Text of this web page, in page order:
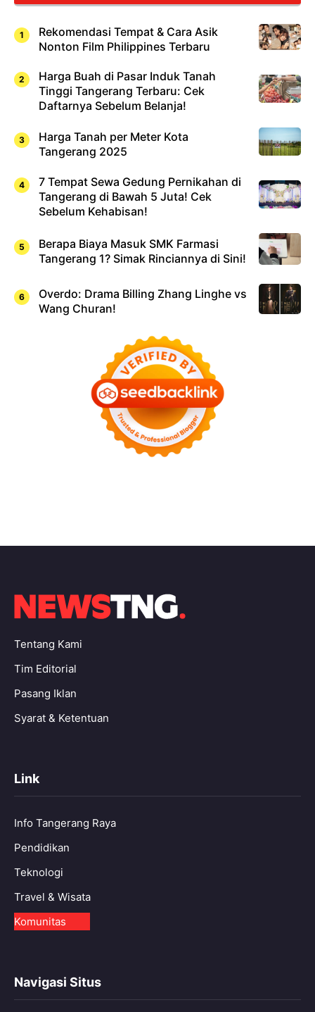
Rekomendasi Tempat & Cara Asik
Nonton Film Philippines Terbaru
Harga Buah di Pasar Induk Tanah
Tinggi Tangerang Terbaru: Cek
Daftarnya Sebelum Belanja!
Harga Tanah per Meter Kota
Tangerang 2025
7 Tempat Sewa Gedung Pernikahan di
Tangerang di Bawah 5 Juta! Cek
Sebelum Kehabisan!
Berapa Biaya Masuk SMK Farmasi
Tangerang 1? Simak Rinciannya di Sini!
Overdo: Drama Billing Zhang Linghe vs
Wang Churan!
Tentang Kami
Tim Editorial
Pasang Iklan
Syarat & Ketentuan
Link
Info Tangerang Raya
Pendidikan
Teknologi
Travel & Wisata
Komunitas
Navigasi Situs